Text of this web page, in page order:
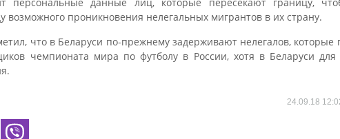
персональные данные лиц, которые пересекают границу,
возможного проникновения нелегальных мигрантов в их страну.
что в Беларуси по-прежнему задерживают нелегалов,
чемпионата мира по футболу в России, хотя в Беларуси
24.09.18